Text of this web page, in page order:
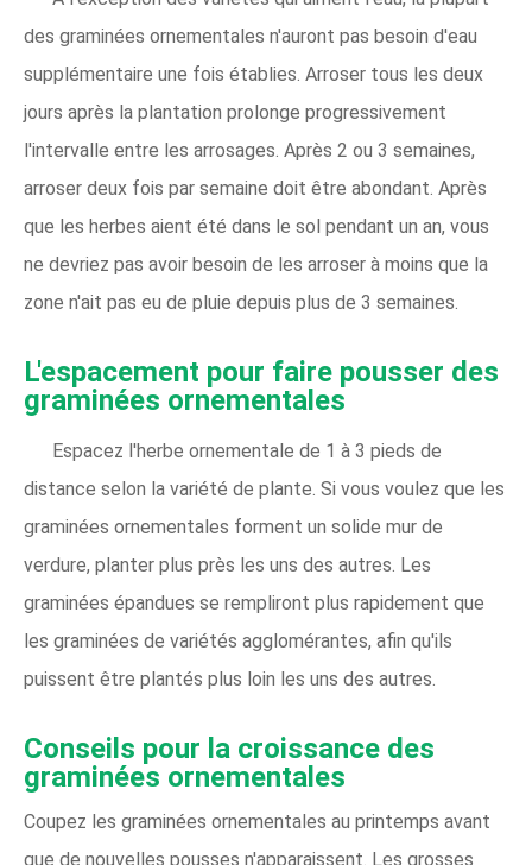
des graminées ornementales n'auront pas besoin d'eau
supplémentaire une fois établies. Arroser tous les deux
jours après la plantation prolonge progressivement
l'intervalle entre les arrosages. Après 2 ou 3 semaines,
arroser deux fois par semaine doit être abondant. Après
que les herbes aient été dans le sol pendant un an, vous
ne devriez pas avoir besoin de les arroser à moins que la
zone n'ait pas eu de pluie depuis plus de 3 semaines.
L'espacement pour faire pousser des
graminées ornementales
Espacez l'herbe ornementale de 1 à 3 pieds de
distance selon la variété de plante. Si vous voulez que les
graminées ornementales forment un solide mur de
verdure, planter plus près les uns des autres. Les
graminées épandues se rempliront plus rapidement que
les graminées de variétés agglomérantes, afin qu'ils
puissent être plantés plus loin les uns des autres.
Conseils pour la croissance des
graminées ornementales
Coupez les graminées ornementales au printemps avant
que de nouvelles pousses n'apparaissent. Les grosses